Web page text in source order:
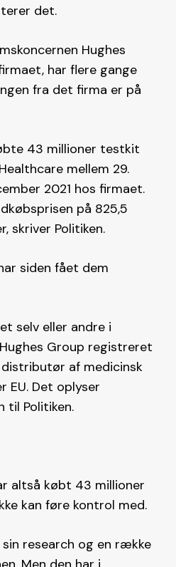
det.
Hughes
har flere gange
fra det firma er på
43 millioner testkit
mellem 29.
2021 hos firmaet.
på 825,5
skriver Politiken.
siden fået dem
selv eller andre i
Group registreret
af medicinsk
EU. Det oplyser
til Politiken.
altså købt 43 millioner
kan føre kontrol med.
research og en række